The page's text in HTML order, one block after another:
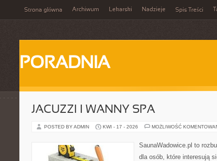
Strona główna Archiwum Lekarski Nadzieje Spis Treści
PORADNIA
JACUZZI I WANNY SPA
POSTED BY ADMIN KWI - 17 - 2026 MOŻLIWOŚĆ
SaunaWadowice.pl to
dla osób, które interesują